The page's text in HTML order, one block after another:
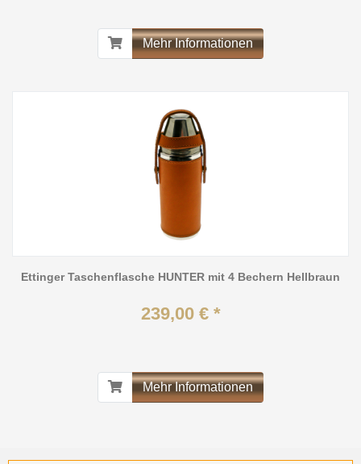
Mehr Informationen
Ettinger Taschenflasche HUNTER mit 4 Bechern Hellbraun
239,00 € *
Mehr Informationen